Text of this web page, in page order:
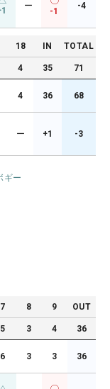
ー
-1
-4
18 IN TOTAL
4 35 71
4 36 68
ー +1 -3
ギー
7 8 9 OUT
5 3 4 36
6 3 3 36